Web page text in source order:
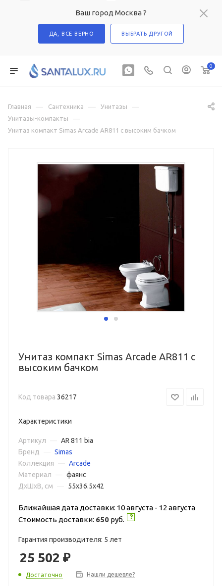
Ваш город Москва ?
ДА, ВСЕ ВЕРНО ВЫБРАТЬ ДРУГОЙ
0
Главная — Сантехника — Унитазы —
Унитазы-компакты —
Унитаз компакт Simas Arcade AR811 с высоким бачком
Унитаз компакт Simas Arcade AR811 с
высоким бачком
Код товара 36217
Характеристики
Артикул
AR 811 bia
Бренд
Simas
Коллекция
Arcade
Материал
фаянс
ДxШxВ, см
55x36.5x42
Ближайшая дата доставки: 10 августа - 12 августа
Стоимость доставки: 650 руб.
Гарантия производителя: 5 лет
25 502 ₽
Достаточно Нашли дешевле?